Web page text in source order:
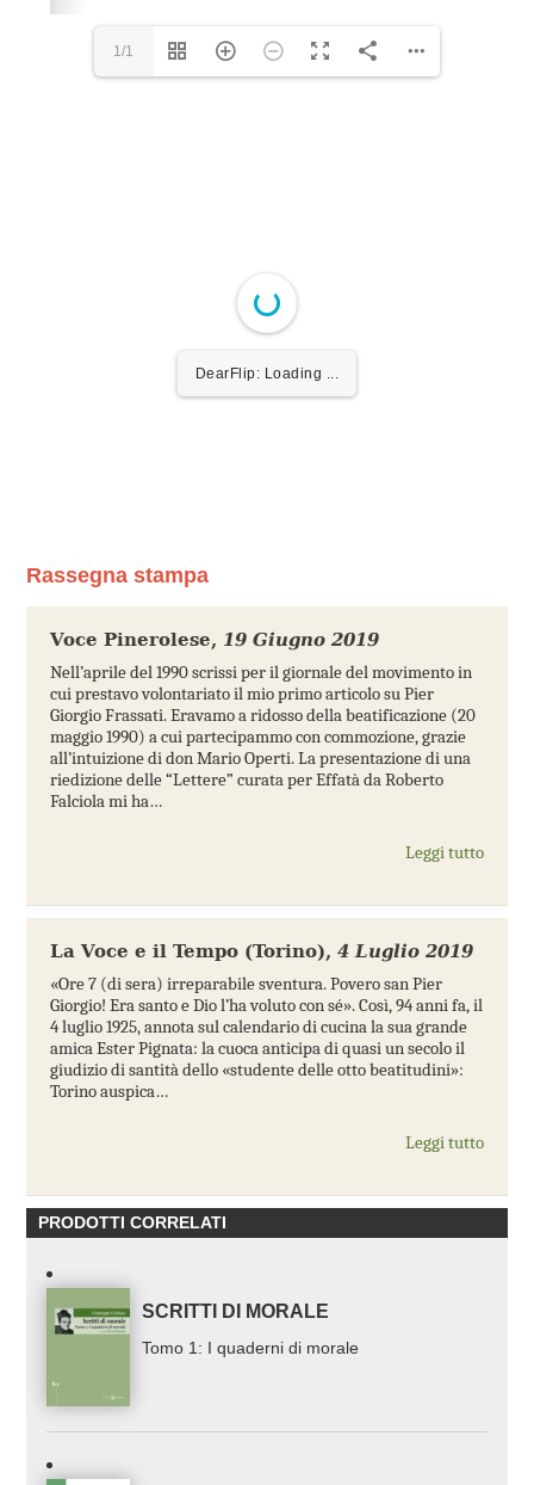
1/1
DearFlip: Loading PDF ...
Rassegna stampa
Voce Pinerolese, 19 Giugno 2019
Nell’aprile del 1990 scrissi per il giornale del movimento in
cui prestavo volontariato il mio primo articolo su Pier
Giorgio Frassati. Eravamo a ridosso della beatificazione (20
maggio 1990) a cui partecipammo con commozione, grazie
all’intuizione di don Mario Operti. La presentazione di una
riedizione delle “Lettere” curata per Effatà da Roberto
Falciola mi ha…
Leggi tutto
La Voce e il Tempo (Torino), 4 Luglio 2019
«Ore 7 (di sera) irreparabile sventura. Povero san Pier
Giorgio! Era santo e Dio l’ha voluto con sé». Così, 94 anni fa, il
4 luglio 1925, annota sul calendario di cucina la sua grande
amica Ester Pignata: la cuoca anticipa di quasi un secolo il
giudizio di santità dello «studente delle otto beatitudini»:
Torino auspica…
Leggi tutto
PRODOTTI CORRELATI
SCRITTI DI MORALE
Tomo 1: I quaderni di morale